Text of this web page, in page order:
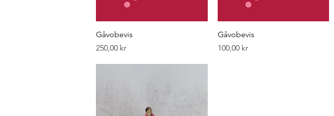
Snabbvisning
Gåvobevis
Pris
250,00 kr
Snabbvisning
Gåvobevis
Pris
100,00 kr